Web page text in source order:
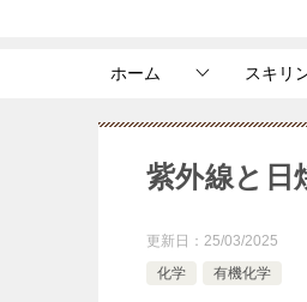
ホーム スキリ
紫外線と日
更新日： 25/03/2025
化学
有機化学